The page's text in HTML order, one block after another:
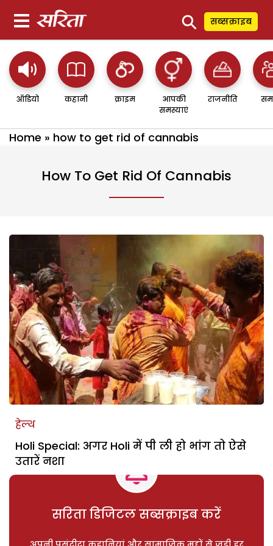
⚲ सब्सक्राइब
ऑडियो कहानी क्राइम
आपकी
समस्याएं
राजनीति
Home » how to get rid of cannabis
How To Get Rid Of Cannabis
हेल्थ
Holi Special: अगर Holi में पी ली हो भांग तो ऐसे
उतारें नशा
सरिता डिजिटल सब्सक्राइब करें